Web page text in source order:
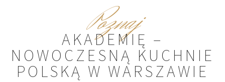
Poznaj
AKADEMIĘ –
NOWOCZESNĄ KUCHNIE
POLSKĄ W WARSZAWIE